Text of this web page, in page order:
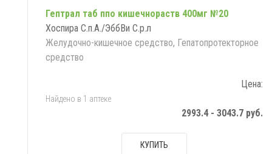
Гептрал таб ппо кишечнораств 400мг №20
Хоспира С.п.А./ЭббВи С.р.л
Желудочно-кишечное средство, Гепатопротекторное
средство
Цена:
Найдено в 1 аптеке
2993.4 - 3043.7 руб.
КУПИТЬ